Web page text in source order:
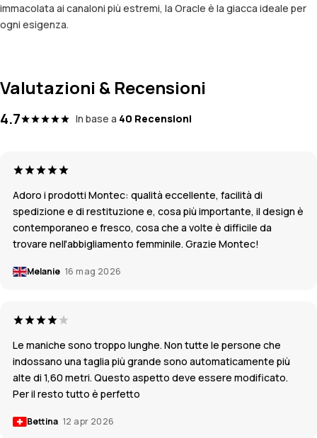
immacolata ai canaloni più estremi, la Oracle è la giacca ideale per
ogni esigenza.
Valutazioni & Recensioni
4.7 In base a 40 Recensioni
Adoro i prodotti Montec: qualità eccellente, facilità di
spedizione e di restituzione e, cosa più importante, il design è
contemporaneo e fresco, cosa che a volte è difficile da
trovare nell'abbigliamento femminile. Grazie Montec!
Melanie 16 mag 2026
Le maniche sono troppo lunghe. Non tutte le persone che
indossano una taglia più grande sono automaticamente più
alte di 1,60 metri. Questo aspetto deve essere modificato.
Per il resto tutto è perfetto
Bettina 12 apr 2026